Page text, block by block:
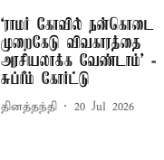
‘ராமர் கோவில் நன்கொடை
முறைகேடு விவகாரத்தை
அரசியலாக்க வேண்டாம்’ -
சுப்ரீம் கோர்ட்டு
தினத்தந்தி 20 Jul 2026